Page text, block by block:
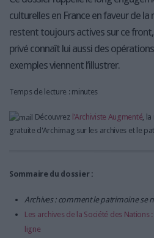
culturelles en France en faveur de la
restent toujours actives sur ce
privé connaît lui aussi des
exemples viennent l’illustrer.
Temps de lecture : minutes
Découvrez l'Archiviste Augmenté ,
gratuite d'Archimag sur les archives et le
Sommaire du dossier :
Archives : comment le patrimoine se
Les archives de la Société des
ligne